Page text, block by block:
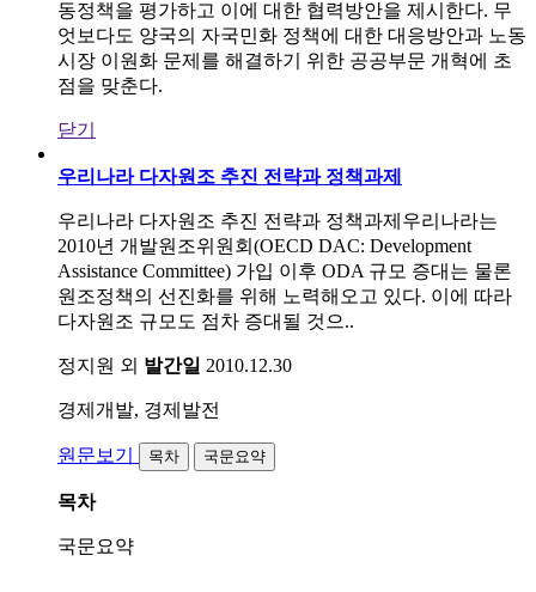
동정책을 평가하고 이에 대한 협력방안을 제시한다. 무
엇보다도 양국의 자국민화 정책에 대한 대응방안과 노동
시장 이원화 문제를 해결하기 위한 공공부문 개혁에 초
점을 맞춘다.
닫기
우리나라 다자원조 추진 전략과 정책과제
우리나라 다자원조 추진 전략과 정책과제우리나라는
2010년 개발원조위원회(OECD DAC: Development
Assistance Committee) 가입 이후 ODA 규모 증대는 물론
원조정책의 선진화를 위해 노력해오고 있다. 이에 따라
다자원조 규모도 점차 증대될 것으..
정지원 외 발간일 2010.12.30
경제개발, 경제발전
원문보기 목차 국문요약
목차
국문요약